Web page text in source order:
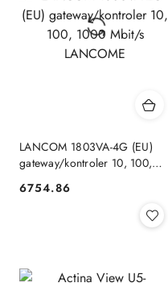
LANCOM 1803VA-4G (EU)
gateway/kontroler 10, 100,
Cena:
6754.86